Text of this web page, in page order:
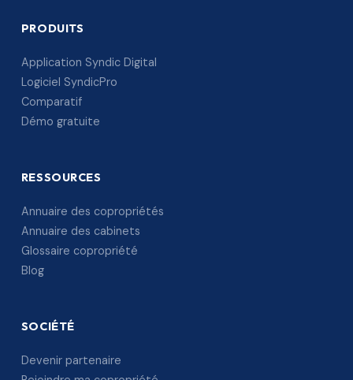
PRODUITS
Application Syndic Digital
Logiciel SyndicPro
Comparatif
Démo gratuite
RESSOURCES
Annuaire des copropriétés
Annuaire des cabinets
Glossaire copropriété
Blog
SOCIÉTÉ
Devenir partenaire